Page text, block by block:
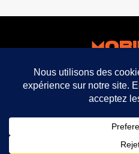
facebook
Mentions légales